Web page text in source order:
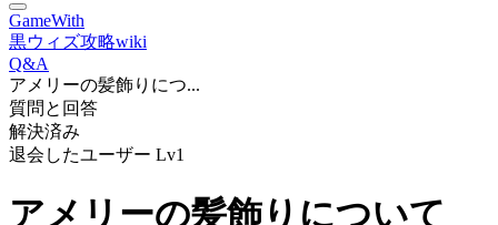
GameWith
黒ウィズ攻略wiki
Q&A
アメリーの髪飾りにつ...
質問と回答
解決済み
退会したユーザー Lv1
アメリーの髪飾りについて